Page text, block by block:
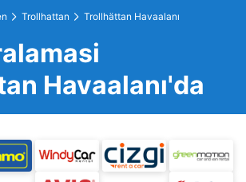
Trollhattan Trollhättan Havaalanı
Havaalanı'da